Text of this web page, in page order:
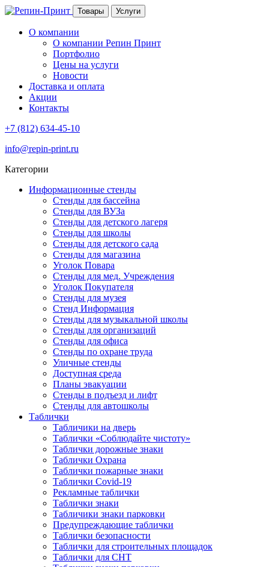
Товары Услуги
О компании
О компании Репин Принт
Портфолио
Цены на услуги
Новости
Доставка и оплата
Акции
Контакты
+7 (812) 634-45-10
info@repin-print.ru
Категории
Информационные стенды
Стенды для бассейна
Стенды для ВУЗа
Стенды для детского лагеря
Стенды для школы
Стенды для детского сада
Стенды для магазина
Уголок Повара
Стенды для мед. Учреждения
Уголок Покупателя
Стенды для музея
Стенд Информация
Стенды для музыкальной школы
Стенды для организаций
Стенды для офиса
Стенды по охране труда
Уличные стенды
Доступная среда
Планы эвакуации
Стенды в подъезд и лифт
Стенды для автошколы
Таблички
Табличики на дверь
Таблички «Соблюдайте чистоту»
Таблички дорожные знаки
Таблички Охрана
Таблички пожарные знаки
Таблички Covid-19
Рекламные таблички
Таблички знаки
Табличики знаки парковки
Предупреждающие таблички
Таблички безопасности
Таблички для строительных площадок
Таблички для СНТ